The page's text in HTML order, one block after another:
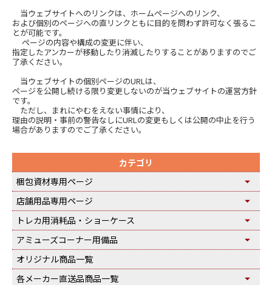
当ウェブサイトへのリンクは、ホームページへのリンク、
および個別のページへの直リンクともに目的を問わず許可なく張るこ
とが可能です。
ページの内容や構成の変更に伴い、
指定したアンカーが移動したり消滅したりすることがありますのでご
了承ください。
当ウェブサイトの個別ページのURLは、
ページを公開し続ける限り変更しないのが当ウェブサイトの運営方針
です。
ただし、まれにやむをえない事情により、
理由の説明・事前の警告なしにURLの変更もしくは公開の中止を行う
場合がありますのでご了承ください。
カテゴリ
梱包資材専用ページ
店舗用品専用ページ
トレカ用消耗品・ショーケース
アミューズコーナー用備品
オリジナル商品一覧
各メーカー直送品商品一覧